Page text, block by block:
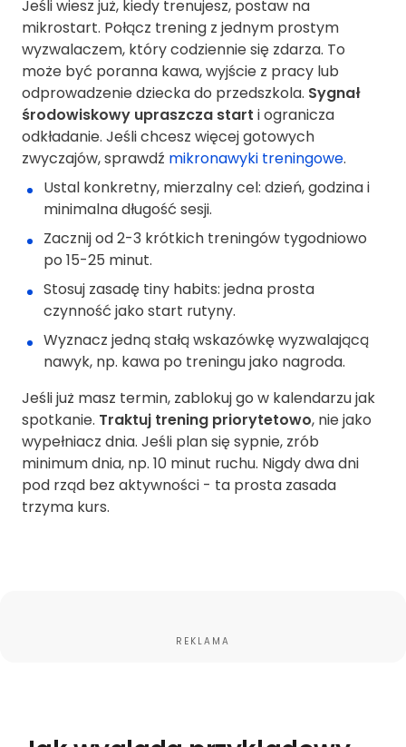
Jeśli wiesz już, kiedy trenujesz, postaw na
mikrostart. Połącz trening z jednym prostym
wyzwalaczem, który codziennie się zdarza. To
może być poranna kawa, wyjście z pracy lub
odprowadzenie dziecka do przedszkola. Sygnał
środowiskowy upraszcza start i ogranicza
odkładanie. Jeśli chcesz więcej gotowych
zwyczajów, sprawdź mikronawyki treningowe.
Ustal konkretny, mierzalny cel: dzień, godzina i
minimalna długość sesji.
Zacznij od 2-3 krótkich treningów tygodniowo
po 15-25 minut.
Stosuj zasadę tiny habits: jedna prosta
czynność jako start rutyny.
Wyznacz jedną stałą wskazówkę wyzwalającą
nawyk, np. kawa po treningu jako nagroda.
Jeśli już masz termin, zablokuj go w kalendarzu jak
spotkanie. Traktuj trening priorytetowo, nie jako
wypełniacz dnia. Jeśli plan się sypnie, zrób
minimum dnia, np. 10 minut ruchu. Nigdy dwa dni
pod rząd bez aktywności - ta prosta zasada
trzyma kurs.
REKLAMA